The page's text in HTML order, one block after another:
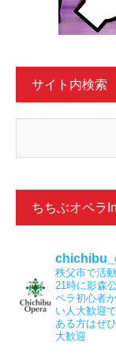
サイト内検索
ちちぶオペラ
秩父市で活
21時に影森
ペラ初心者
い人大歓迎
ある方はぜ
大歓迎